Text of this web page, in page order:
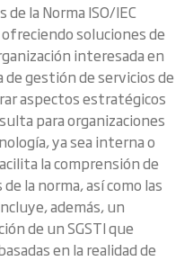
la Norma ISO/IEC
soluciones de
interesada en
gestión de servicios de
aspectos estratégicos
para organizaciones
ya sea interna o
la comprensión de
la norma, así como las
además, un
de un SGSTI que
en la realidad de